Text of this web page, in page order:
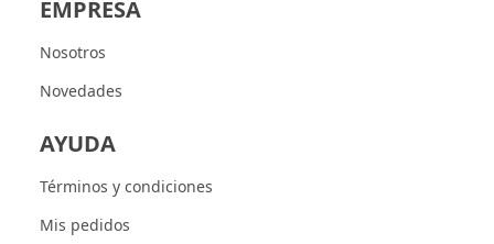
EMPRESA
Nosotros
Novedades
AYUDA
Términos y condiciones
Mis pedidos